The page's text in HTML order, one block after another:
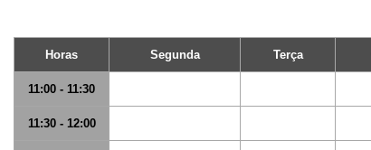
Horas Segunda Terça
11:00 - 11:30
11:30 - 12:00